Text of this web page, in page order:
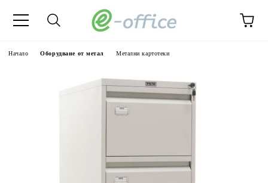
Начало Оборудване от метал Метални картотеки